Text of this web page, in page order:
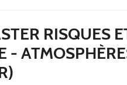
RISQUES
-